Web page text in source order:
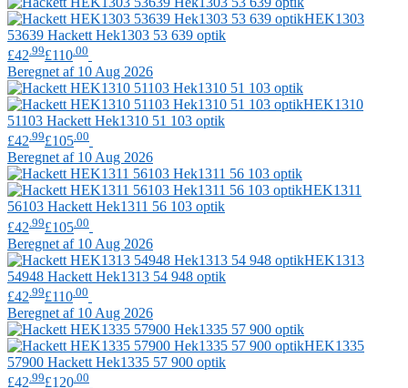
HEK1303
53639 Hackett Hek1303 53 639 optik
£42 .99£110 .00
Beregnet af 10 Aug 2026
HEK1310
51103 Hackett Hek1310 51 103 optik
£42.99£105.00
Beregnet af 10 Aug 2026
HEK1311
56103 HackettHek1311 56 103 optik
£42 .99£105 .00
Beregnet af 10 Aug 2026
HEK1313
54948 Hackett Hek1313 54 948 optik
£42 .99£110 .00
Beregnet af 10 Aug 2026
HEK1335
57900 Hackett Hek1335 57 900 optik
£42.99£120.00